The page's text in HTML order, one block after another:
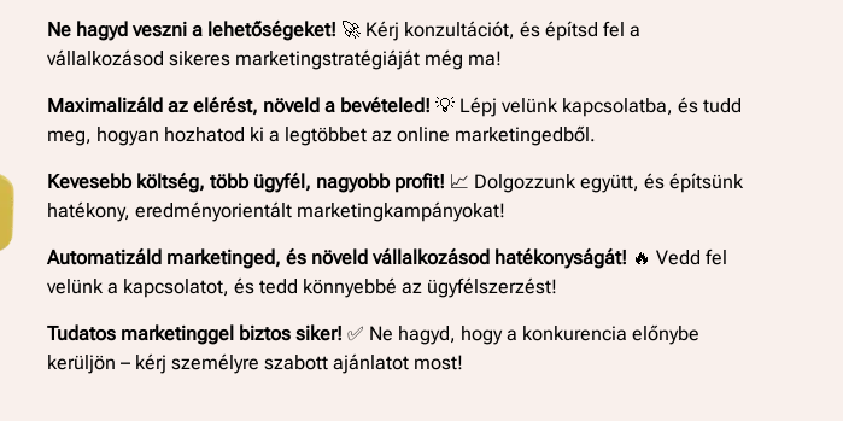
Ne hagyd veszni a lehetőségeket! 🚀 Kérj konzultációt, és építsd fel a
vállalkozásod sikeres marketingstratégiáját még ma!
Maximalizáld az elérést, növeld a bevételed! 💡 Lépj velünk kapcsolatba, és tudd
meg, hogyan hozhatod ki a legtöbbet az online marketingedből.
Kevesebb költség, több ügyfél, nagyobb profit! 📈 Dolgozzunk együtt, és építsünk
hatékony, eredményorientált marketingkampányokat!
Automatizáld marketinged, és növeld vállalkozásod hatékonyságát! 🔥 Vedd fel
velünk a kapcsolatot, és tedd könnyebbé az ügyfélszerzést!
Tudatos marketinggel biztos siker! ✅ Ne hagyd, hogy a konkurencia előnybe
kerüljön – kérj személyre szabott ajánlatot most!